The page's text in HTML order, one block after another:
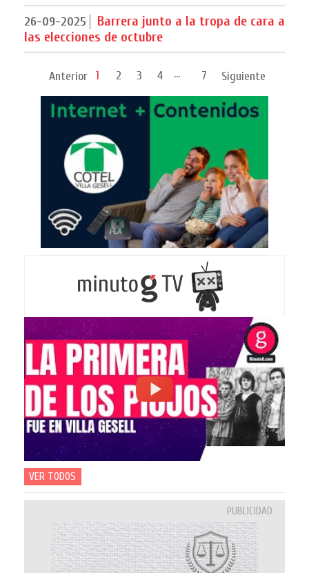
26-09-2025
Barrera junto a la tropa de cara a
las elecciones de octubre
Anterior 1 2 3 4 ... 7 Siguiente
VER TODOS
PUBLICIDAD